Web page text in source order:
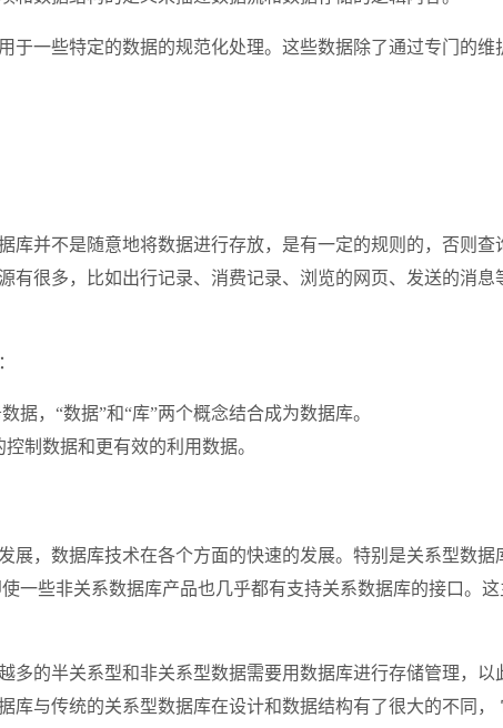
一些特定的数据的规范化处理。这些数据除了通过专门的
并不是随意地将数据进行存放，是有一定的规则的，否则查
很多，比如出行记录、消费记录、浏览的网页、发送的消息
，“数据”和“库”两个概念结合成为数据库。
制数据和更有效的利用数据。
，数据库技术在各个方面的快速的发展。特别是关系型数据
一些非关系数据库产品也几乎都有支持关系数据库的接口。
的半关系型和非关系型数据需要用数据库进行存储管理，
与传统的关系型数据库在设计和数据结构有了很大的不同，